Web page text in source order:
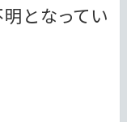
となってい